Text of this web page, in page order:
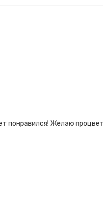
понравился! Желаю